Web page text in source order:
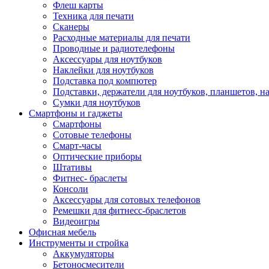
Флеш карты
Техника для печати
Сканеры
Расходные материалы для печати
Проводные и радиотелефоны
Аксессуары для ноутбуков
Наклейки для ноутбуков
Подставка под компютер
Подставки, держатели для ноутбуков, планшетов,
Сумки для ноутбуков
Смартфоны и гаджеты
Смартфоны
Сотовые телефоны
Смарт-часы
Оптические приборы
Штативы
Фитнес- браслеты
Консоли
Аксессуары для сотовых телефонов
Ремешки для фитнесс-браслетов
Видеоигры
Офисная мебель
Инструменты и стройка
Аккумуляторы
Бетоносмесители